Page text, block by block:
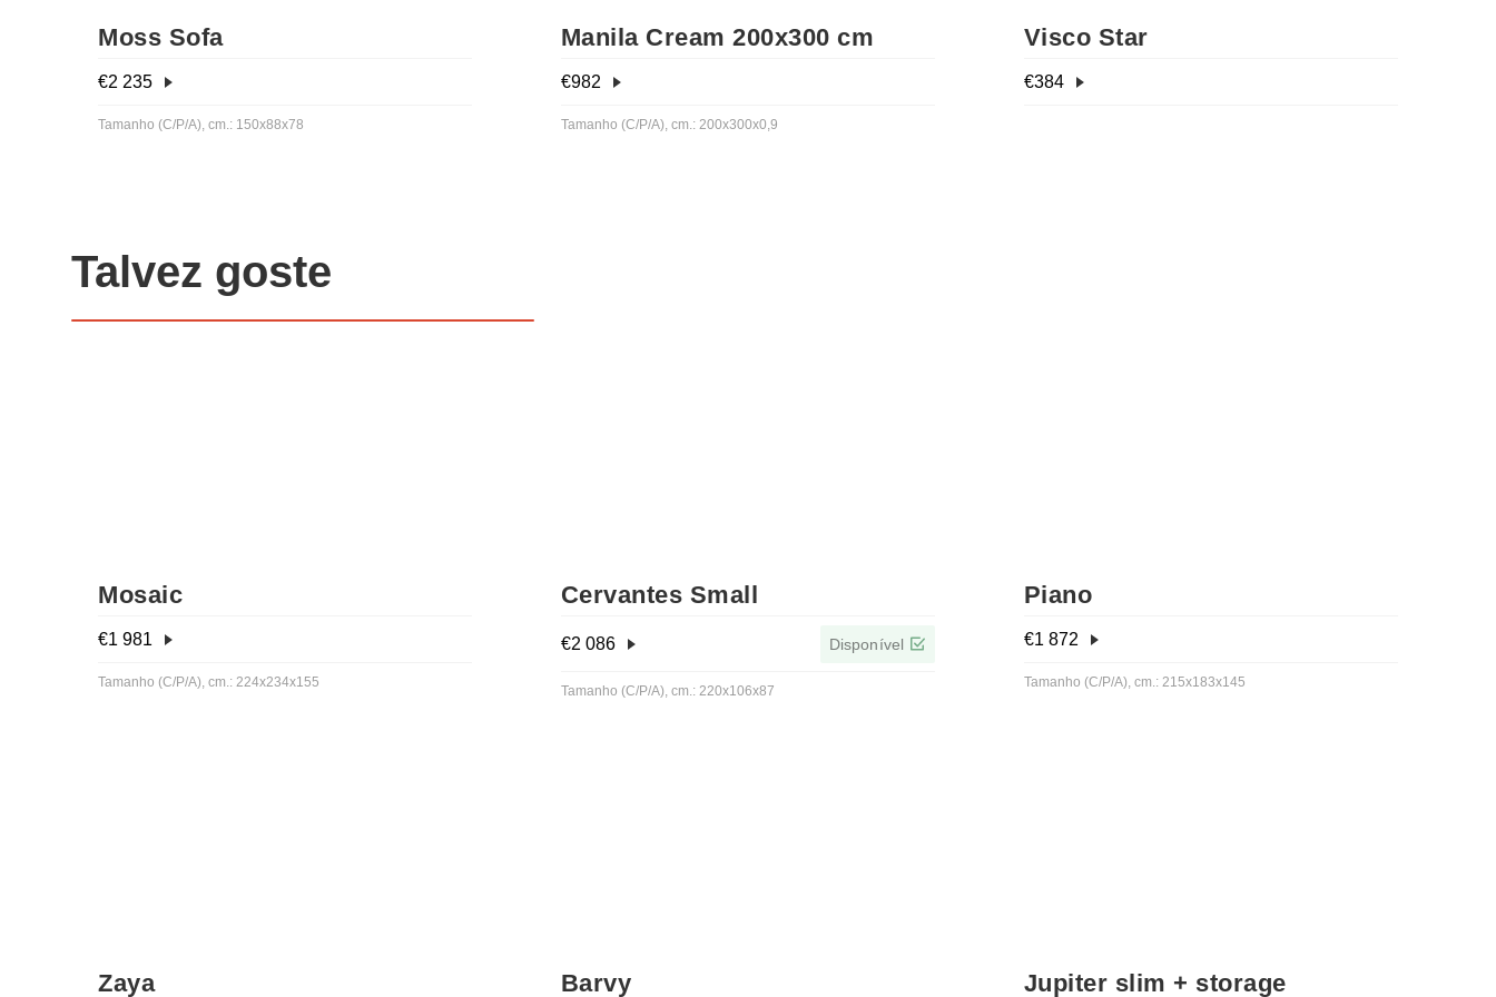
Moss Sofa
€2 235
Tamanho (C/P/A), cm.: 150x88x78
Manila Cream 200x300 cm
€982
Tamanho (C/P/A), cm.: 200x300x0,9
Visco Star
€384
Talvez goste
Mosaic
€1 981
Tamanho (C/P/A), cm.: 224x234x155
Cervantes Small
€2 086 Disponível
Tamanho (C/P/A), cm.: 220x106x87
Piano
€1 872
Tamanho (C/P/A), cm.: 215x183x145
Zaya Barvy Jupiter slim + storage